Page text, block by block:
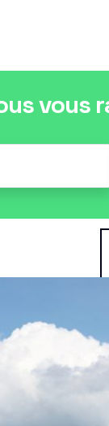
vous